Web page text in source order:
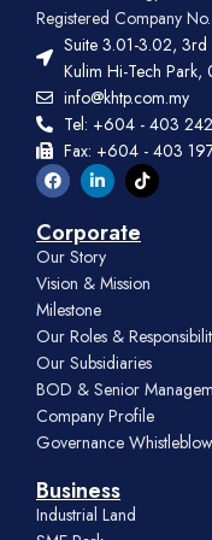
Registered Company
Suite 3.01-3.02, 3rd
Kulim Hi-Tech
info@khtp.com.my
Tel: +604 - 403
Fax: +604 - 403
Corporate
Our Story
Vision & Mission
Milestone
Our Roles &
Our Subsidiaries
BOD & Senior
Company Profile
Governance
Business
Industrial Land